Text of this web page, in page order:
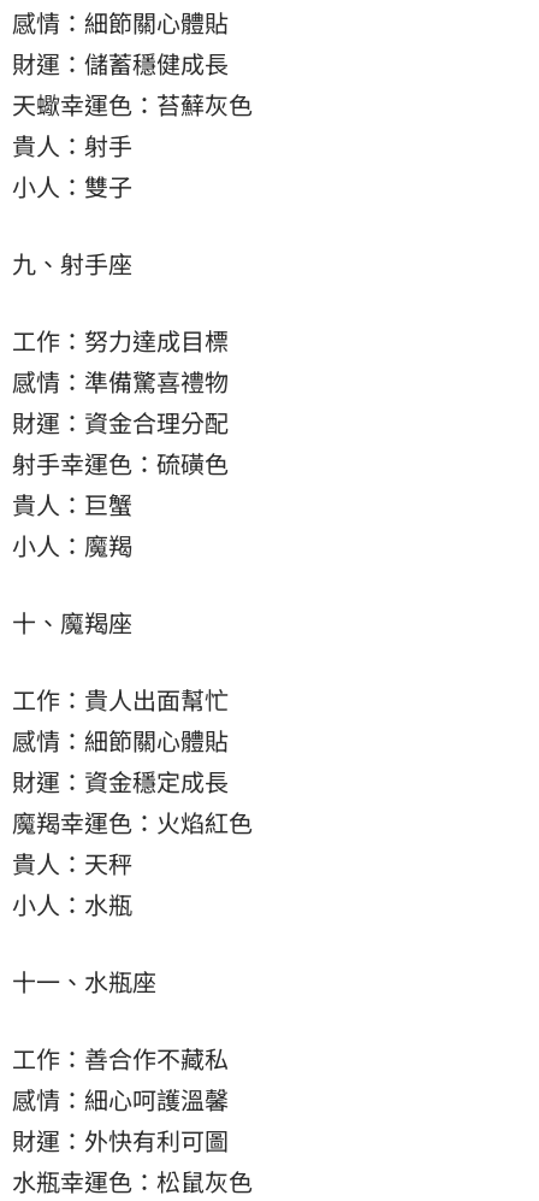
感情：細節關心體貼
財運：儲蓄穩健成長
天蠍幸運色：苔蘚灰色
貴人：射手
小人：雙子
九、射手座
工作：努力達成目標
感情：準備驚喜禮物
財運：資金合理分配
射手幸運色：硫磺色
貴人：巨蟹
小人：魔羯
十、魔羯座
工作：貴人出面幫忙
感情：細節關心體貼
財運：資金穩定成長
魔羯幸運色：火焰紅色
貴人：天秤
小人：水瓶
十一、水瓶座
工作：善合作不藏私
感情：細心呵護溫馨
財運：外快有利可圖
水瓶幸運色：松鼠灰色